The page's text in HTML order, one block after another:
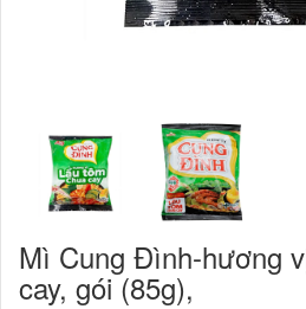
Mì Cung Đình-hương
cay, gói (85g),